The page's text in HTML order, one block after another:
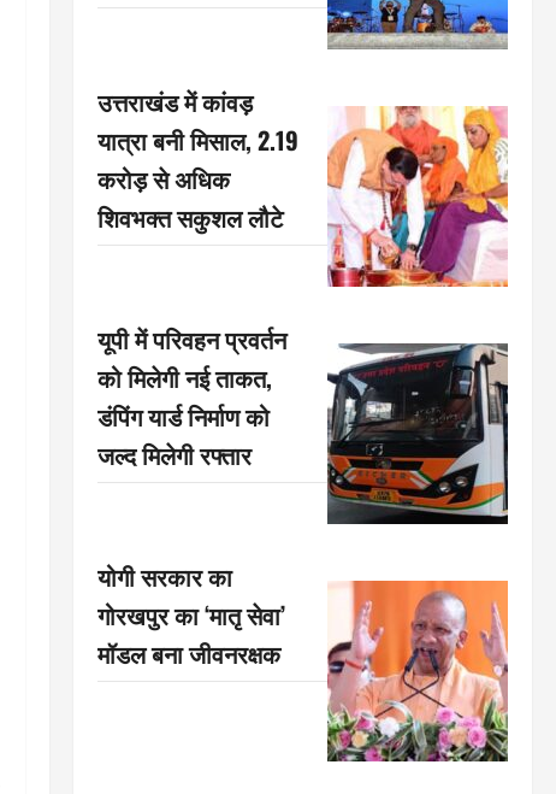
उत्तराखंड में कांवड़
यात्रा बनी मिसाल, 2.19
करोड़ से अधिक
शिवभक्त सकुशल लौटे
यूपी में परिवहन प्रवर्तन
को मिलेगी नई ताकत,
डंपिंग यार्ड निर्माण को
जल्द मिलेगी रफ्तार
योगी सरकार का
गोरखपुर का ‘मातृ सेवा’
मॉडल बना जीवनरक्षक